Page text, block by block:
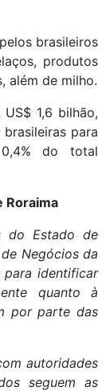
brasileiros
produtos
além de milho.
1,6 bilhão,
para
do total
Roraima
do Estado de
Negócios da
para identificar
quanto à
por parte das
autoridades
seguem as